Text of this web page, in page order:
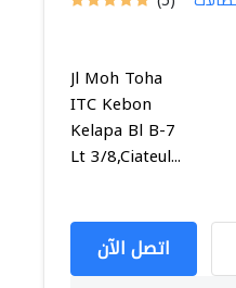
Jl Moh Toha
ITC Kebon
Kelapa Bl B-7
Lt 3/8,Ciateul...
اتصل الآن